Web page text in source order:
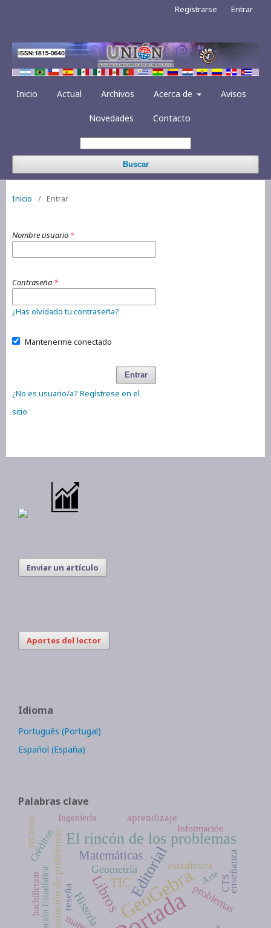
Inicio Actual Archivos Acerca de Avisos
Novedades Contacto
Buscar
Registrarse Entrar
Inicio / Entrar
Nombre usuario *
Contraseña *
¿Has olvidado tu contraseña?
Mantenerme conectado
Entrar
¿No es usuario/a? Regístrese en el
sitio
Enviar un artículo
Aportes del lector
Idioma
Português (Portugal)
Español (España)
Palabras clave
GeoGebra
Editorial
El rincón de los problemas
Libros
TIC
Matemáticas
Historia
resolución de problemas Geometría
problemas
estadística
reseña
Créditos
aprendizaje
enseñanza
Educación Estadística
bachillerato Arte
Información
recursos
CTS
Ingeniería